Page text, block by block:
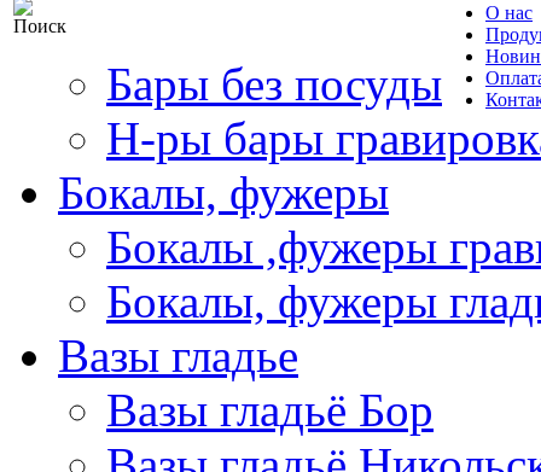
О нас
Бары без посуды
Н-ры бары
Бокалы, фужеры
Бокалы ,фужеры
Бокалы, фужеры
Вазы гладье
Вазы гладьё Бор